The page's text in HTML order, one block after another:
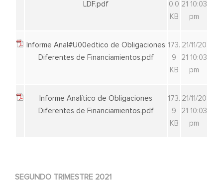
LDF.pdf
0.0
KB
21 10:03
pm
Informe Anal#U00edtico de Obligaciones
Diferentes de Financiamientos.pdf
173.
9
KB
21/11/20
21 10:03
pm
Informe Analítico de Obligaciones
Diferentes de Financiamientos.pdf
173.
9
KB
21/11/20
21 10:03
pm
SEGUNDO TRIMESTRE 2021